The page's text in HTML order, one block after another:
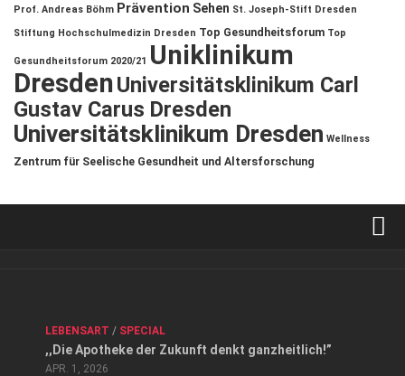
Prof. Andreas Böhm Prävention Sehen St. Joseph-Stift Dresden
Stiftung Hochschulmedizin Dresden Top Gesundheitsforum Top
Gesundheitsforum 2020/21 Uniklinikum
DresdenUniversitätsklinikum Carl
Gustav Carus Dresden
Universitätsklinikum Dresden Wellness
Zentrum für Seelische Gesundheit und Altersforschung
Datenschutzerklärung
Top Magazin Dresden / Ostsachsen
LEBENSART / SPECIAL
,,Die Apotheke der Zukunft denkt ganzheitlich!”
APR. 1, 2026